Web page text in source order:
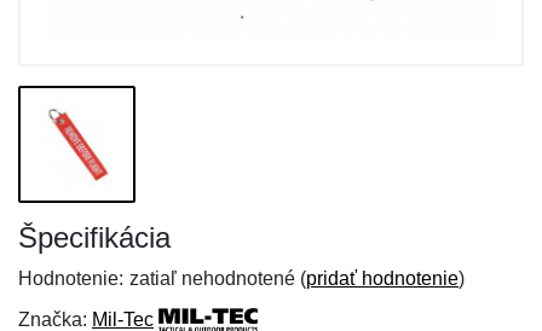
Špecifikácia
Hodnotenie: zatiaľ nehodnotené (pridať hodnotenie)
Značka: Mil-Tec